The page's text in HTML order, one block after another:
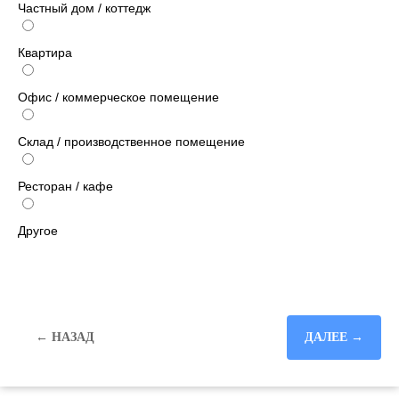
Частный дом / коттедж
Квартира
Офис / коммерческое помещение
Склад / производственное помещение
Ресторан / кафе
Другое
← НАЗАД ДАЛЕЕ →